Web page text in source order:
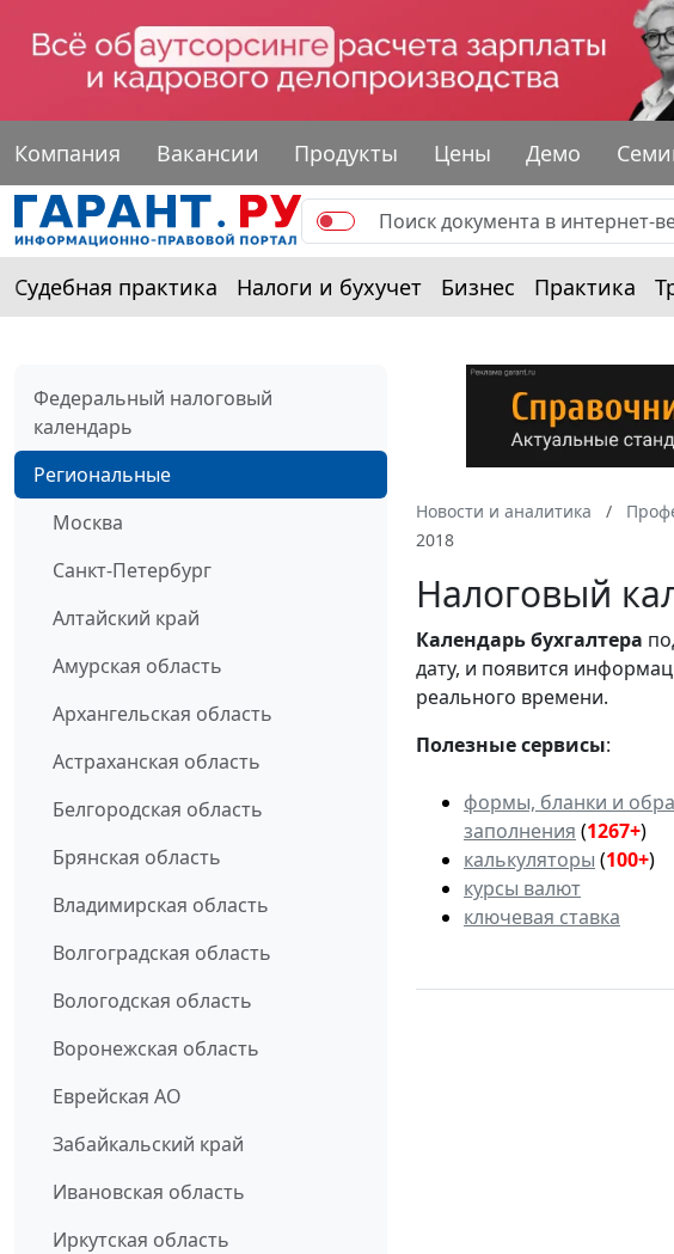
Компания Вакансии Продукты Цены Демо
Судебная практика Налоги и бухучет Бизнес Практика
Федеральный налоговый
календарь
Региональные
Москва
Санкт-Петербург
Алтайский край
Амурская область
Архангельская область
Астраханская область
Белгородская область
Брянская область
Владимирская область
Волгоградская область
Вологодская область
Воронежская область
Еврейская АО
Забайкальский край
Ивановская область
Иркутская область
Новости и аналитика
2018
Налоговый
Календарьбухгалтера
дату, и появится
реального времени.
Полезные сервисы:
формы, бланки и
заполнения (1267+)
калькуляторы (100+)
курсы валют
ключевая ставка